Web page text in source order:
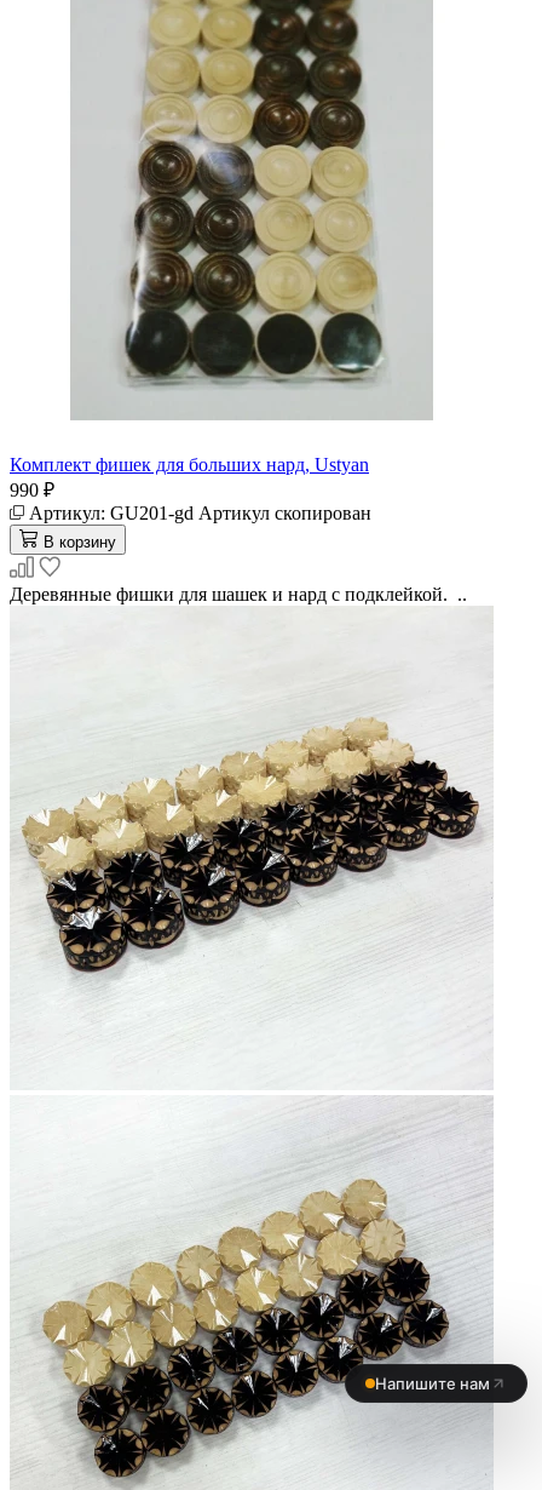
Комплект фишек для больших нард, Ustyan
990 ₽
Артикул: GU201-gd Артикул скопирован
В корзину
Деревянные фишки для шашек и нард с подклейкой. ..